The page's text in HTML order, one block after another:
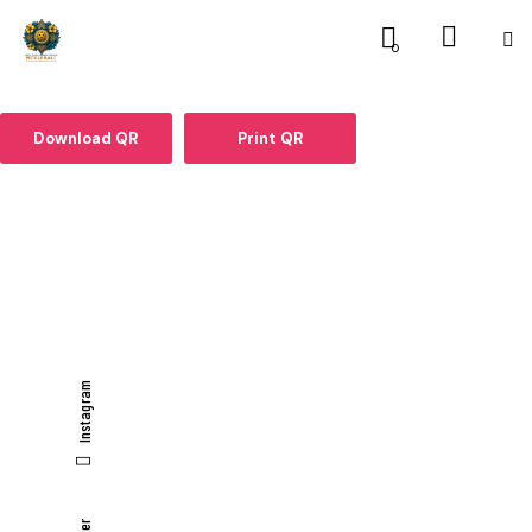
0
Download QR Print QR
Instagram